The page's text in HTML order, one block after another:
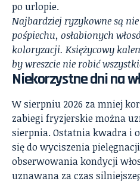
po urlopie.
Najbardziej ryzykowne są nie
pośpiechu, osłabionych
koloryzacji. Księżycowy
by wreszcie nie robić
Niekorzystne dni na
W sierpniu 2026 za mniej
zabiegi fryzjerskie można
sierpnia. Ostatnia kwadra i
się do wyciszenia
obserwowania kondycji
uznawana za czas